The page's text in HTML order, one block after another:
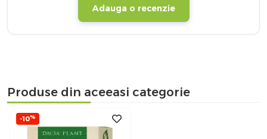
Adauga o recenzie
Produse din aceeasi categorie
-10%